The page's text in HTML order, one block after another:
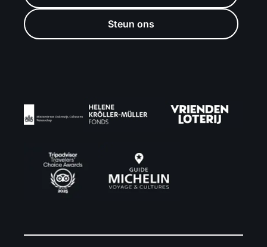
Steun ons